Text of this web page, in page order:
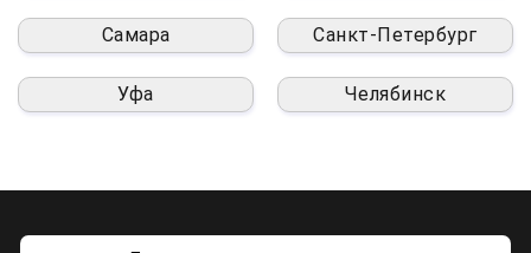
Самара Санкт-Петербург
Уфа Челябинск